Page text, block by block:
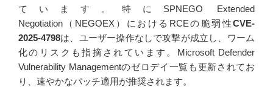
ています。特にSPNEGO Extended
Negotiation（NEGOEX）におけるRCEの脆弱性CVE-
2025-4798は、ユーザー操作なしで攻撃が成立し、ワーム
化のリスクも指摘されています。Microsoft Defender
Vulnerability Managementのゼロデイ一覧も更新されてお
り、速やかなパッチ適用が推奨されます。